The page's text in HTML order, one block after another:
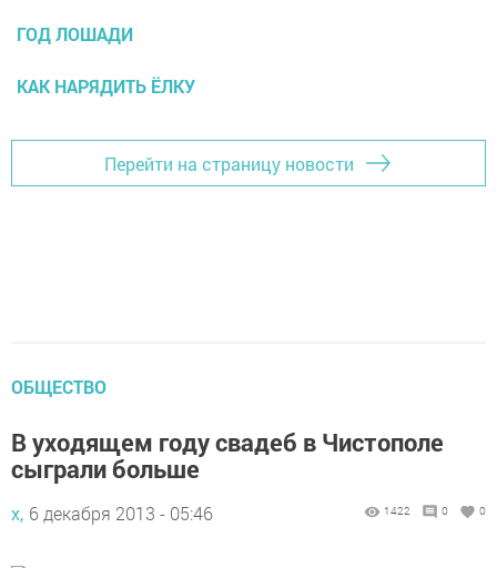
ГОД ЛОШАДИ
КАК НАРЯДИТЬ ЁЛКУ
Перейти на страницу новости
ОБЩЕСТВО
В уходящем году свадеб в Чистополе
сыграли больше
х, 6 декабря 2013 - 05:46 1422 0 0